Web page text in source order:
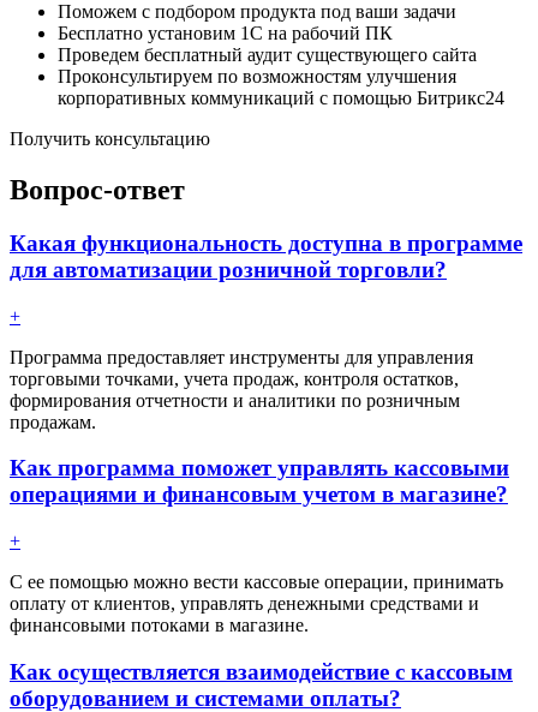
Поможем с подбором продукта под ваши задачи
Бесплатно установим 1С на рабочий ПК
Проведем бесплатный аудит существующего сайта
Проконсультируем по возможностям улучшения
корпоративных коммуникаций с помощью Битрикс24
Получить консультацию
Вопрос-ответ
Какая функциональность доступна в программе
для автоматизации розничной торговли?
+
Программа предоставляет инструменты для управления
торговыми точками, учета продаж, контроля остатков,
формирования отчетности и аналитики по розничным
продажам.
Как программа поможет управлять кассовыми
операциями и финансовым учетом в магазине?
+
С ее помощью можно вести кассовые операции, принимать
оплату от клиентов, управлять денежными средствами и
финансовыми потоками в магазине.
Как осуществляется взаимодействие с кассовым
оборудованием и системами оплаты?